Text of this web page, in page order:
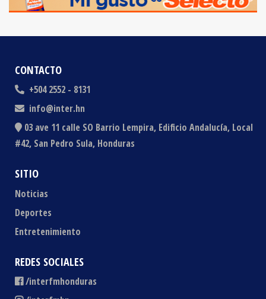
CONTACTO
+504 2552 - 8131
info@inter.hn
03 ave 11 calle SO Barrio Lempira, Edificio Andalucía, Local
#42, San Pedro Sula, Honduras
SITIO
Noticias
Deportes
Entretenimiento
REDES SOCIALES
/interfmhonduras